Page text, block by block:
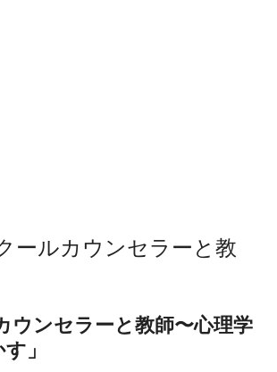
ールカウンセラーと教
ウンセラーと教師〜心理学
」